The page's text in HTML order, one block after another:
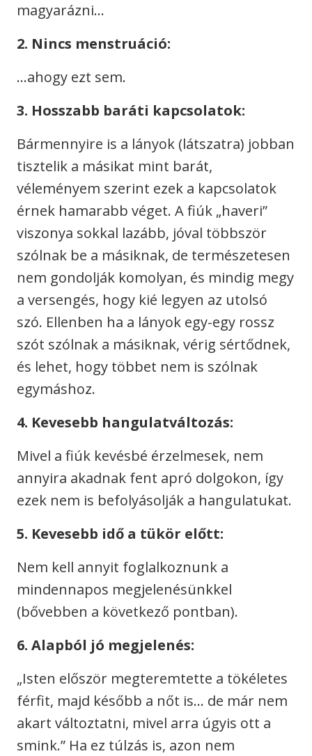
magyarázni…
2. Nincs menstruáció:
…ahogy ezt sem.
3. Hosszabb baráti kapcsolatok:
Bármennyire is a lányok (látszatra) jobban
tisztelik a másikat mint barát,
véleményem szerint ezek a kapcsolatok
érnek hamarabb véget. A fiúk „haveri”
viszonya sokkal lazább, jóval többször
szólnak be a másiknak, de természetesen
nem gondolják komolyan, és mindig megy
a versengés, hogy kié legyen az utolsó
szó. Ellenben ha a lányok egy-egy rossz
szót szólnak a másiknak, vérig sértődnek,
és lehet, hogy többet nem is szólnak
egymáshoz.
4. Kevesebb hangulatváltozás:
Mivel a fiúk kevésbé érzelmesek, nem
annyira akadnak fent apró dolgokon, így
ezek nem is befolyásolják a hangulatukat.
5. Kevesebb idő a tükör előtt:
Nem kell annyit foglalkoznunk a
mindennapos megjelenésünkkel
(bővebben a következő pontban).
6. Alapból jó megjelenés:
„Isten először megteremtette a tökéletes
férfit, majd később a nőt is… de már nem
akart változtatni, mivel arra úgyis ott a
smink.” Ha ez túlzás is, azon nem